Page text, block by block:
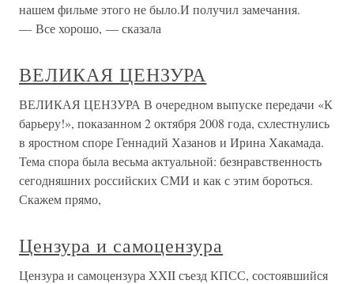
нашем фильме этого не было.И получил замечания.
— Все хорошо, — сказала
ВЕЛИКАЯ ЦЕНЗУРА
ВЕЛИКАЯ ЦЕНЗУРА В очередном выпуске передачи «К
барьеру!», показанном 2 октября 2008 года, схлестнулись
в яростном споре Геннадий Хазанов и Ирина Хакамада.
Тема спора была весьма актуальной: безнравственность
сегодняшних российских СМИ и как с этим бороться.
Скажем прямо,
Цензура и самоцензура
Цензура и самоцензура XXII съезд КПСС, состоявшийся